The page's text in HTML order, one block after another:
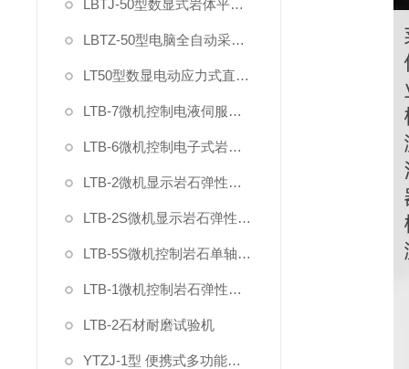
LBTJ-50型数显式岩体平推法原位直剪试验仪
LBTZ-50型电脑全自动采集原位岩土直剪仪
LT50型数显电动应力式直剪仪
LTB-7微机控制电液伺服混凝土岩石直剪仪
LTB-6微机控制电子式岩石直剪仪
LTB-2微机显示岩石弹性变形模量泊松比试验装置
LTB-2S微机显示岩石弹性变形模量泊松比试验机
LTB-5S微机控制岩石单轴抗压强度试验机
LTB-1微机控制岩石弹性模量试验机
LTB-2石材耐磨试验机
YTZJ-1型 便携式多功能岩石直剪仪